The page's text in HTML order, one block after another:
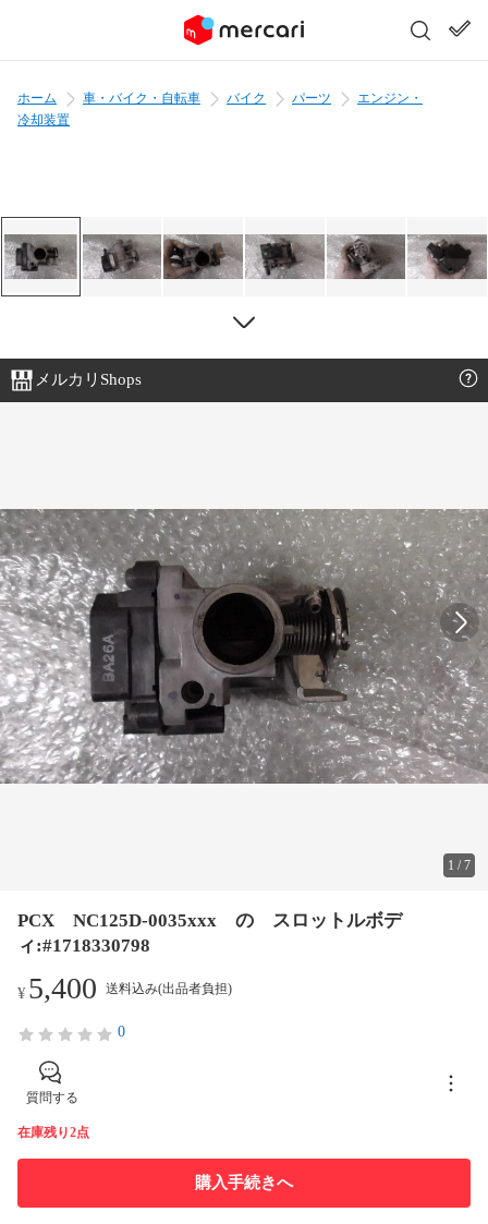
ホーム 車・バイク・自転車 バイク パーツ
エンジン・
冷却装置
メルカリShops
1 /7
PCX NC125D-0035xxx の スロットルボデ
ィ:#1718330798
¥5,400 送料込み(出品者負担)
0
質問する
在庫残り2点
購入手続きへ